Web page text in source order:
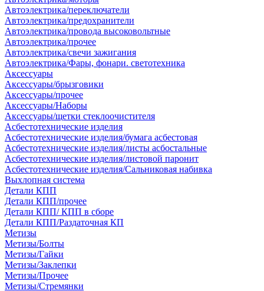
Автоэлектрика/переключатели
Автоэлектрика/предохранители
Автоэлектрика/провода высоковольтные
Автоэлектрика/прочее
Автоэлектрика/свечи зажигания
Автоэлектрика/Фары, фонари. светотехника
Аксессуары
Аксессуары/брызговики
Аксессуары/прочее
Аксессуары/Наборы
Аксессуары/щетки стеклоочистителя
Асбестотехнические изделия
Асбестотехнические изделия/бумага асбестовая
Асбестотехнические изделия/листы асбостальные
Асбестотехнические изделия/листовой паронит
Асбестотехнические изделия/Сальниковая набивка
Выхлопная система
Детали КПП
Детали КПП/прочее
Детали КПП/ КПП в сборе
Детали КПП/Раздаточная КП
Метизы
Метизы/Болты
Метизы/Гайки
Метизы/Заклепки
Метизы/Прочее
Метизы/Стремянки